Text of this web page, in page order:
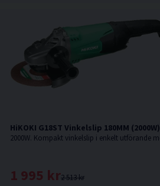
HiKOKI G18ST Vinkelslip 180MM (2000W)
2 513 kr
1 995 kr